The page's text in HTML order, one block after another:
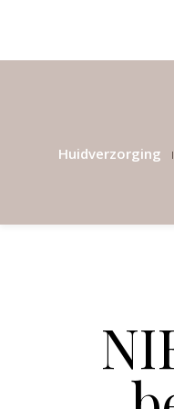
Huidverzorging